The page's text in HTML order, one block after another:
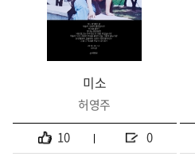
미소
허영주
10
0